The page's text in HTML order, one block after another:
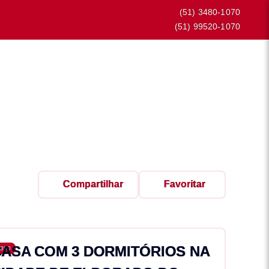
(51) 3480-1070
(51) 99520-1070
Compartilhar Favoritar
COM 3 DORMITÓRIOS NA